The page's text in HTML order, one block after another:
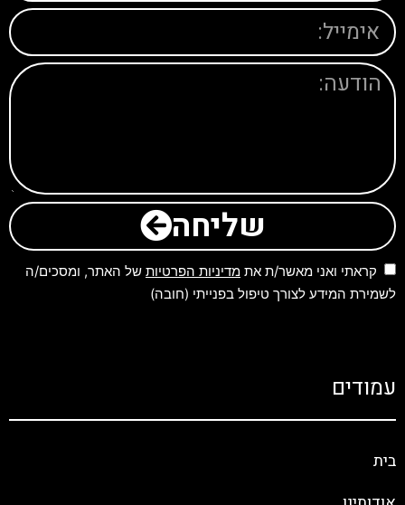
שליחה
קראתי ואני מאשר/ת את מדיניות הפרטיות של האתר, ומסכים/ה
לשמירת המידע לצורך טיפול בפנייתי (חובה)
עמודים
בית